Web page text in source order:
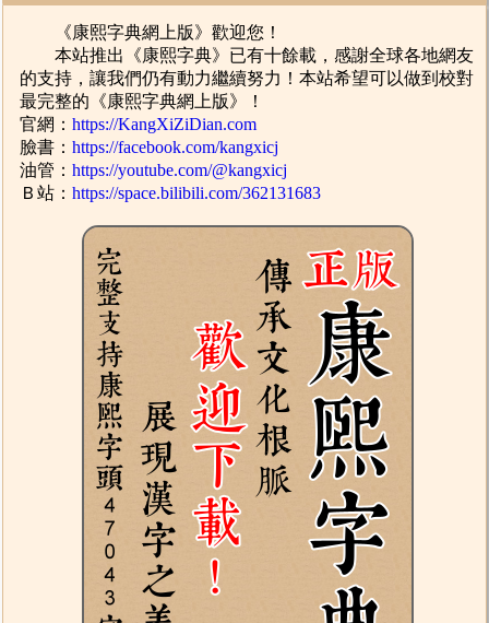
《康熙字典網上版》歡迎您！
本站推出《康熙字典》已有十餘載，感謝全球各地網友
的支持，讓我們仍有動力繼續努力！本站希望可以做到校對
最完整的《康熙字典網上版》！
官網：https://KangXiZiDian.com
臉書：https://facebook.com/kangxicj
油管：https://youtube.com/@kangxicj
Ｂ站：https://space.bilibili.com/362131683